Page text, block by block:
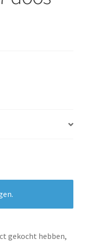
gekocht hebben,